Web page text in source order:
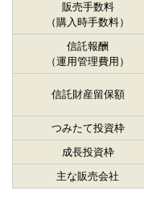
販売手数料
（購入時手数料）
信託報酬
（運用管理費用）
信託財産留保額
つみたて投資枠
成長投資枠
主な販売会社